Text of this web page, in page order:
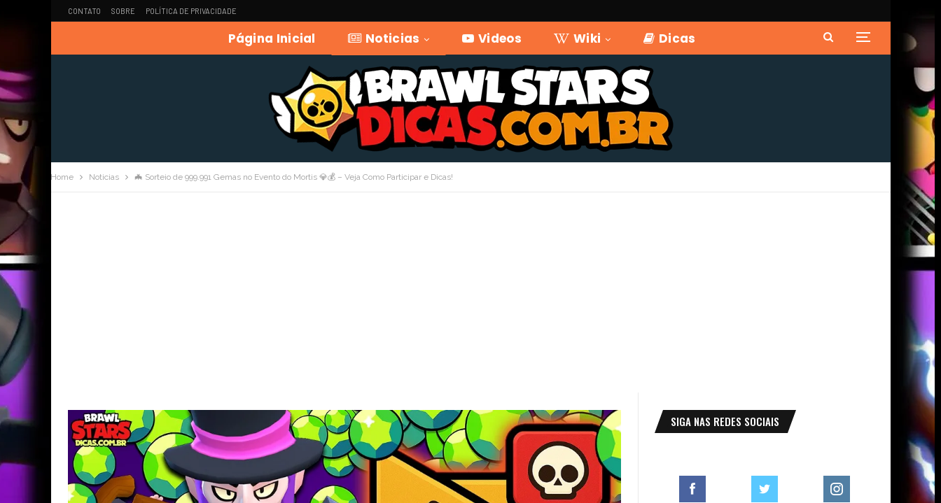
CONTATO SOBRE POLÍTICA DE PRIVACIDADE
Página Inicial Noticias Videos Wiki Dicas
Home Noticias 🦇 Sorteio de 999.991 Gemas no Evento do Mortis 💎💰 – Veja Como Participar e Dicas!
SIGA NAS REDES SOCIAIS